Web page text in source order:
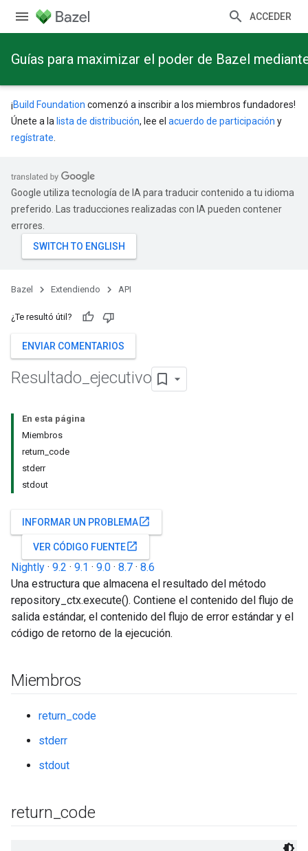
ACCEDER
Guías para maximizar el poder de Bazel
¡Build Foundation comenzó a inscribir a los miembros fundadores!
Únete a la lista de distribución, lee el acuerdo de participación y
regístrate
Google utiliza tecnología de IA para traducir contenido a tu idioma
preferido. Las traducciones realizadas con IA pueden contener
errores.
Bazel Extendiendo API
¿Te resultó útil?
ENVIAR COMENTARIOS
Resultado ejecutivo
En esta página
Miembros
return_code
stderr
stdout
INFORMAR UN PROBLEMAopen_in_new
VER CÓDIGO FUENTEopen_in_new
Nightly · 9.2 · 9.1 · 9.0 · 8.7 · 8.6
Una estructura que almacena el resultado del método
repository_ctx.execute(). Contiene el contenido del flujo de
salida estándar, el contenido del flujo de error estándar y el
código de retorno de la ejecución.
Miembros
return_code
stderr
stdout
return _code